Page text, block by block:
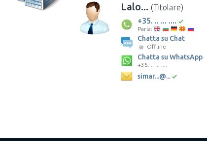
Lalo... (Titolare)
+35. .. ... ....
Parla:
Chatta su Chat
Offline
Chatta su WhatsApp
+35. .. ... ....
simar...@...